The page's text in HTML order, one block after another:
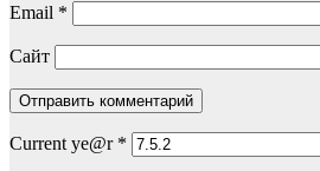
Email *
Сайт
Current ye@r *